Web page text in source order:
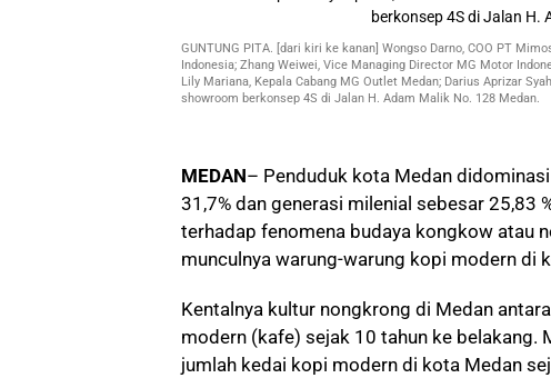
GUNTUNG PITA. [dari kiri ke kanan] Wongso Darno, COO PT
Indonesia; Zhang Weiwei, Vice Managing Director MG Motor
Lily Mariana, Kepala Cabang MG Outlet Medan; Darius Aprizar
showroom berkonsep 4S di Jalan H. Adam Malik No. 128 Medan.
MEDAN– Penduduk kota Medan
31,7% dan generasi milenial sebesar 25,83
terhadap fenomena budaya kongkow atau
munculnya warung-warung kopi modern di
Kentalnya kultur nongkrong di Medan
modern (kafe) sejak 10 tahun ke belakang.
jumlah kedai kopi modern di kota Medan